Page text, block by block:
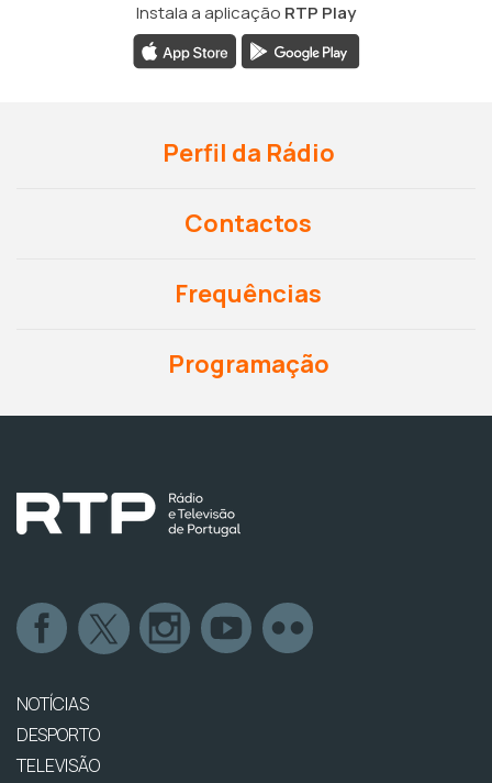
Instala a aplicação RTP Play
Perfil da Rádio
Contactos
Frequências
Programação
NOTÍCIAS
DESPORTO
TELEVISÃO